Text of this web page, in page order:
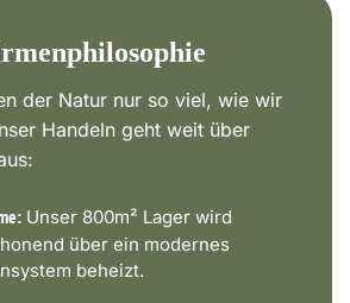
der Natur nur so viel, wie wir
Handeln geht weit über
Unser 800m² Lager wird
über ein modernes
beheizt.